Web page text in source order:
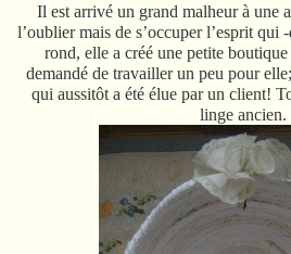
Il est arrivé un grand malheur à une
l’oublier mais de s’occuper l’esprit qui
rond, elle a créé une petite
demandé de travailler un peu pour
qui aussitôt a été élue par un client!
linge ancien.